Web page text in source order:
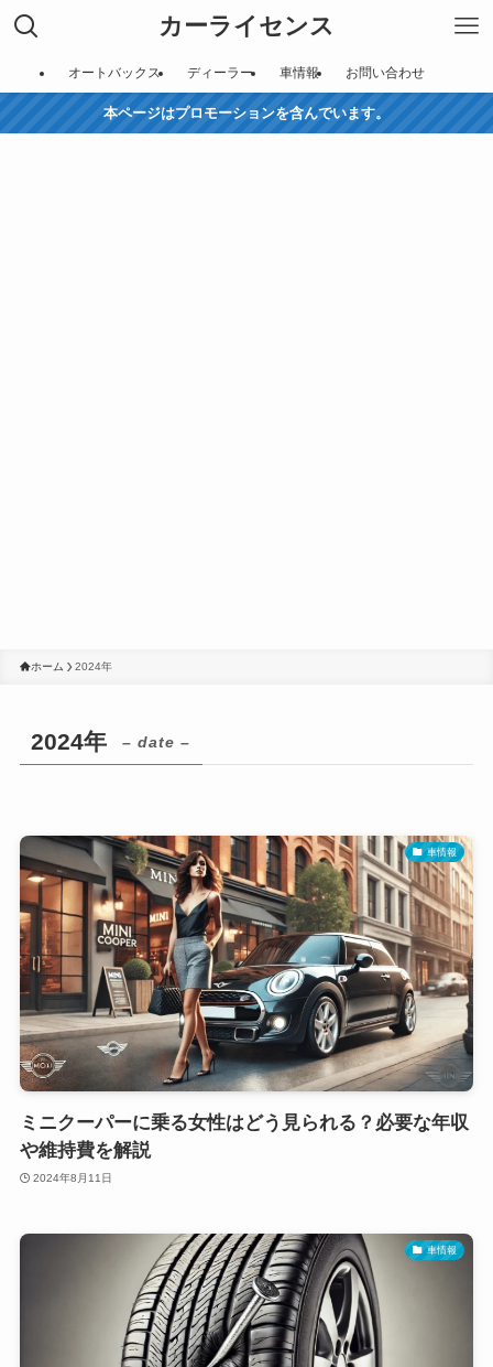
カーライセンス
オートバックス ディーラー 車情報 お問い合わせ
本ページはプロモーションを含んでいます。
ホーム 2024年
2024年 – date –
車情報
ミニクーパーに乗る女性はどう見られる？必要な年収
や維持費を解説
2024年8月11日
車情報